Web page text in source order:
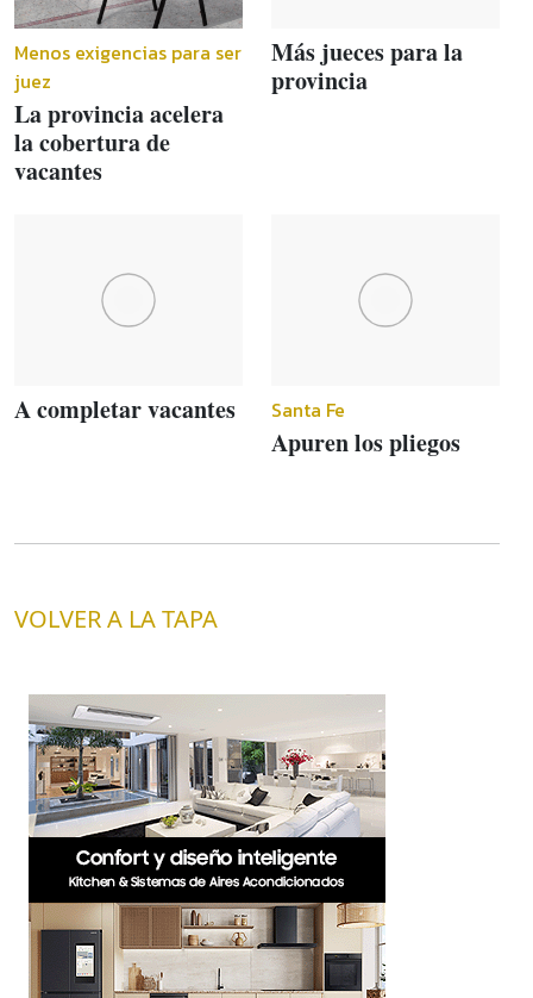
Menos exigencias para ser
juez
La provincia acelera
la cobertura de
vacantes
Más jueces para la
provincia
A completar vacantes Santa Fe
Apuren los pliegos
VOLVER A LA TAPA